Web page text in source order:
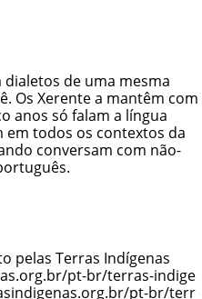
dialetos de uma mesma
Os Xerente a mantêm com
anos só falam a língua
em todos os contextos da
conversam com não-
pelas Terras Indígenas